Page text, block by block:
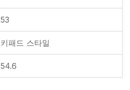
53
키패드 스타일
54.6